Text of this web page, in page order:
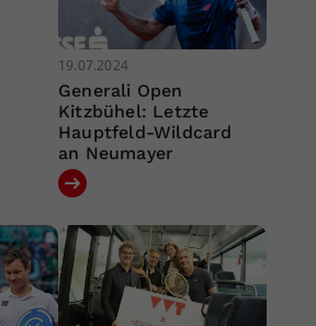
19.07.2024
Generali Open
Kitzbühel: Letzte
Hauptfeld-Wildcard
an Neumayer